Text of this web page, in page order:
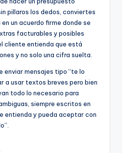
pillaros los dedos, conviertes
un acuerdo firme donde se
facturables y posibles
cliente entienda que está
y no solo una cifra suelta.
enviar mensajes tipo “te lo
a usar textos breves pero bien
todo lo necesario para
siempre escritos en
entienda y pueda aceptar con